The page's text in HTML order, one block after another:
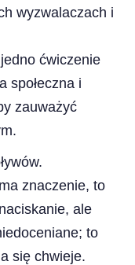
wyzwalaczach i
ćwiczenie
społeczna i
zauważyć
znaczenie, to
ale
to
się chwieje.